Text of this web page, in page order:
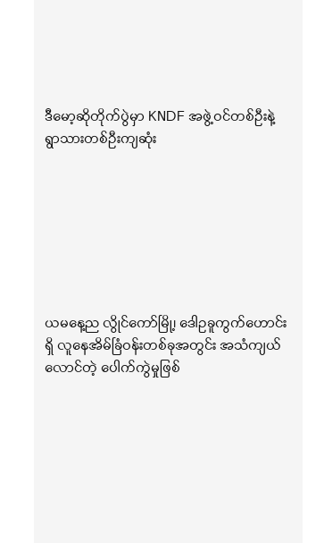
ဒီမော့ဆိုတိုက်ပွဲမှာ KNDF အဖွဲ့ဝင်တစ်ဦးနဲ့
ရွာသားတစ်ဦးကျဆုံး
ယမနေ့ည လွိုင်ကော်မြို့၊ ဒေါဥခူကွက်ဟောင်း
ရှိ လူနေအိမ်ခြံဝန်းတစ်ခုအတွင်း အသံကျယ်
လောင်တဲ့ ပေါက်ကွဲမှုဖြစ်